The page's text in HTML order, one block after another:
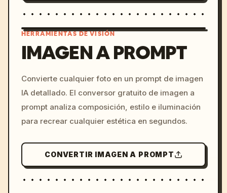
c, cyberpunk sunset, neon
colors, 8k --v 6.0
HERRAMIENTAS DE VISIÓN
IMAGEN A PROMPT
Convierte cualquier foto en un prompt de imagen
IA detallado. El conversor gratuito de imagen a
prompt analiza composición, estilo e iluminación
para recrear cualquier estética en segundos.
CONVERTIR IMAGEN A PROMPT